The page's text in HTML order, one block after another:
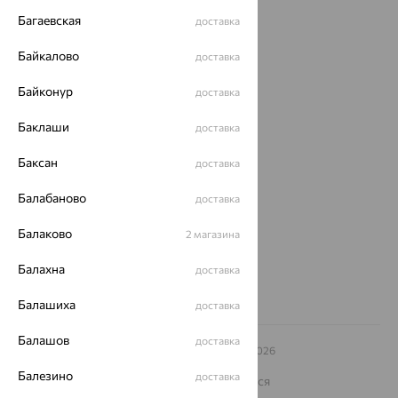
Акции
Магазины
Покупателям
ул. Зегеля, 27/2
8 (800) 250-02-30
© ООО «Ювелирный дом «Кристалл»,
– 2026
На информационном ресурсе применяются
Багаевская доставка
Байкалово доставка
Байконур доставка
Баклаши доставка
Баксан доставка
Балабаново доставка
Балаково 2 магазина
Балахна доставка
Балашиха доставка
Балашов доставка
Балезино доставка